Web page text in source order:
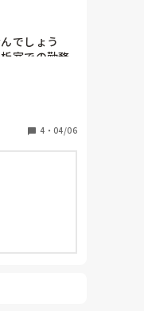
でしょう
室での勤務
4 ・ 04/06